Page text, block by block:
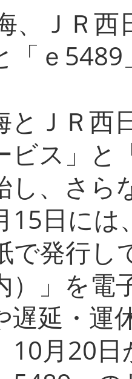
、ＪＲ
「ｅ
ＪＲ西
ビス」
し、さら
15日に
で発行し
）」を電
遅延・運
10月20